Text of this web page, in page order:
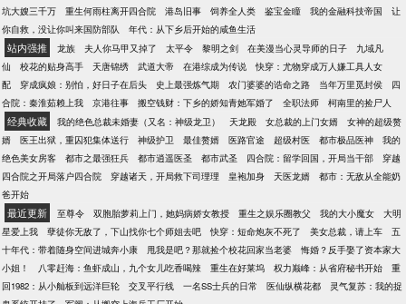
坑大嫂三千万
重生何雨柱离开四合院 港岛旧事 饲养全人类 鉴宝金瞳 我的金融科技帝国
让
你自救，没让你叫来国防部队
年代：从下乡后开始的咸鱼生活
站内强推 龙族 夫人你马甲又掉了 太平令 黎明之剑 在美漫当心灵导师的日子
九域凡
仙
校花的贴身高手 天唐锦绣 武道大帝 在港综成为传说
快穿：尤物穿成万人嫌工具人女
配
穿成疯娘：别怕，好日子在后头 史上最强炼气期 农门婆婆的诰命之路 当年万里觅封侯
四
合院：秦淮茹赖上我
京港往事 搬空钱财：下乡的娇知青她军婚了 全职法师 柯南里的捡尸人
经典收藏 我的绝色总裁未婚妻（又名：神级龙卫） 天龙殿 女总裁的上门女婿
女神的超级赘
婿
医王出狱，重囚犯集体送行 神级护卫 最佳赘婿 医路官途 超级村医 都市极品医神
我的
绝色美女房客
都市之最强狂兵 都市逍遥医圣 都市武圣 四合院：留学回国，开局当干部
穿越
四合院之开局落户四合院
穿越诸天，开局救下司理理 皇袍加身 天医龙婿
都市：无敌从全能奶
爸开始
最近更新 至尊令 双胞胎萝莉上门，她妈病娇女教授 重生之娱乐圈教父 我的大小魔女
大明
星爱上我
孽徒你无敌了，下山找你七个师姐去吧 快穿：短命炮灰不死了 美女总裁，请上车
五
十年代：带着随身空间进城奔小康
甩我是吧？那就捡个校花回家当老婆
悔婚？反手娶了资本家大
小姐！
八零赶海：鱼虾成山，九个女儿吃香喝辣 重生在好莱坞 权力巅峰：从省府秘书开始
重
回1982：从小舢板到远洋巨轮
交叉平行线 一名SS士兵的日常 医仙纵横花都
灵气复苏：我的捉